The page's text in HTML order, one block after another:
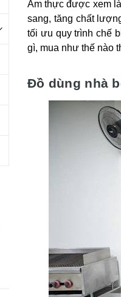
Ẩm thực được xem
sang, tăng chất
tối ưu quy trình chế
gì, mua như thế nào
Đồ dùng nhà